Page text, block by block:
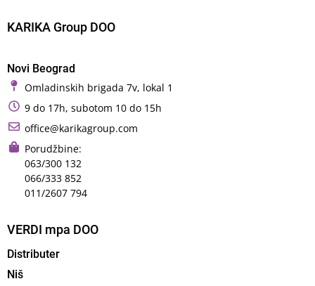
KARIKA Group DOO
Novi Beograd
Omladinskih brigada 7v, lokal 1
9 do 17h, subotom 10 do 15h
office@karikagroup.com
Porudžbine:
063/300 132
066/333 852
011/2607 794
VERDI mpa DOO
Distributer
Niš